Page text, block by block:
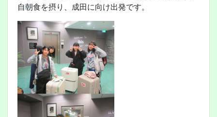
自朝食を摂り、成田に向け出発です。